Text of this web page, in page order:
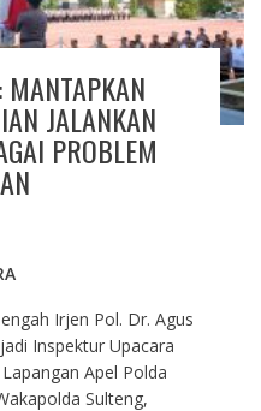
MANTAPKAN
JALANKAN
PROBLEM
Irjen Pol. Dr. Agus
Inspektur Upacara
Apel Polda
Sulteng,